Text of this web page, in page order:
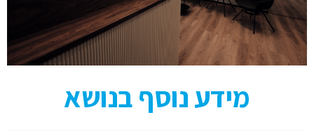
מידע נוסף בנושא